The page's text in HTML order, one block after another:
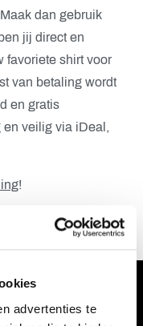
advertenties te
dan gebruik
jij direct en
favoriete shirt voor
van betaling wordt
en gratis
en veilig via iDeal,
!